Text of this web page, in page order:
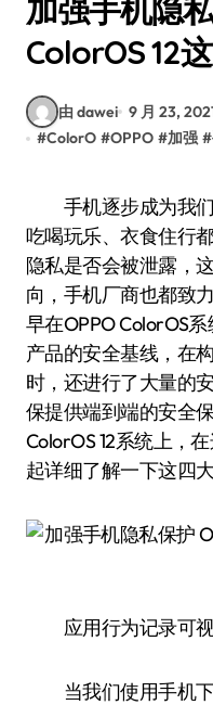
加强手机隐
ColorOS 12
由 dawei 9 月 23,
#ColorO #OPPO #加强 #
手机逐步成为我们密不可分的物品之一，似乎
吃喝玩乐、衣食住行
隐私是否会被泄露，
向，手机厂商也都致
早在OPPO ColorOS
产品的安全基线，在
时，还进行了大量的
保提供端到端的安全
ColorOS 12系统上，
起详细了解一下这四大
应用行为记录可
当我们使用手机下